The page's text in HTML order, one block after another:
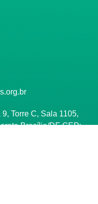
Torre C, Sala 1105,
Brasília/DF CEP: